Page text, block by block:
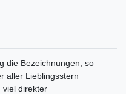
die Bezeichnungen, so
aller Lieblingsstern
viel direkter